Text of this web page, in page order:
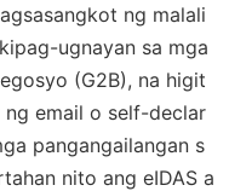
ng malali
ugnayan sa mga
(G2B), na higit
email o self-declar
pangangailangan s
nito ang eIDAS a